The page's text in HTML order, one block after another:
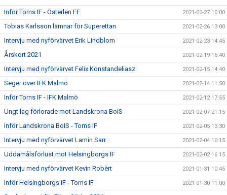
Inför Torns IF - Österlen FF 2021-02-27 10:00
Tobias Karlsson lämnar för Superettan 2021-02-26 13:00
Intervju med nyförvärvet Erik Lindblom 2021-02-23 14:45
Årskort 2021 2021-02-19 16:40
Intervju med nyförvärvet Felix Konstandeliasz 2021-02-15 14:40
Seger över IFK Malmö 2021-02-14 11:50
Inför Torns IF - IFK Malmö 2021-02-12 17:55
Ungt lag förlorade mot Landskrona BoIS 2021-02-07 21:15
Inför Landskrona BoIS - Torns IF 2021-02-05 13:30
Intervju med nyförvärvet Lamin Sarr 2021-02-04 16:15
Uddamålsförlust mot Helsingborgs IF 2021-02-02 16:15
Intervju med nyförvärvet Kevin Robèrt 2021-01-31 10:45
Inför Helsingborgs IF - Torns IF 2021-01-30 11:00